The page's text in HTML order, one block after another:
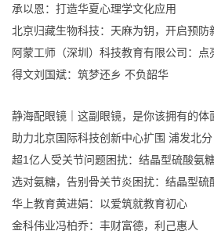
承以恩：打造华夏心理学文化应用
北京归藏生物科技：天麻为钥，开启预防
阿蒙工师（深圳）科技教育有限公司：点
得文刘国斌：筑梦还乡 不负韶华
静海配眼镜｜这副眼镜，是你该拥有的体
助力北京国际科技创新中心扩围 浦发北分
超1亿人受关节问题困扰：结晶型硫酸氨
选对氨糖，告别骨关节炎困扰：结晶型硫
华上教育黄进娟：以爱筑就教育初心
金科伟业冯柏乔：丰财富德，利己惠人